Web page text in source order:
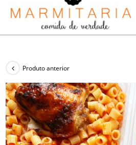
Produto anterior